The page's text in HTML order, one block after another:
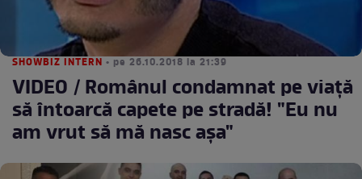
SHOWBIZ INTERN • pe 26.10.2018 la 21:39
VIDEO / Românul condamnat pe viaţă
să întoarcă capete pe stradă! "Eu nu
am vrut să mă nasc aşa"